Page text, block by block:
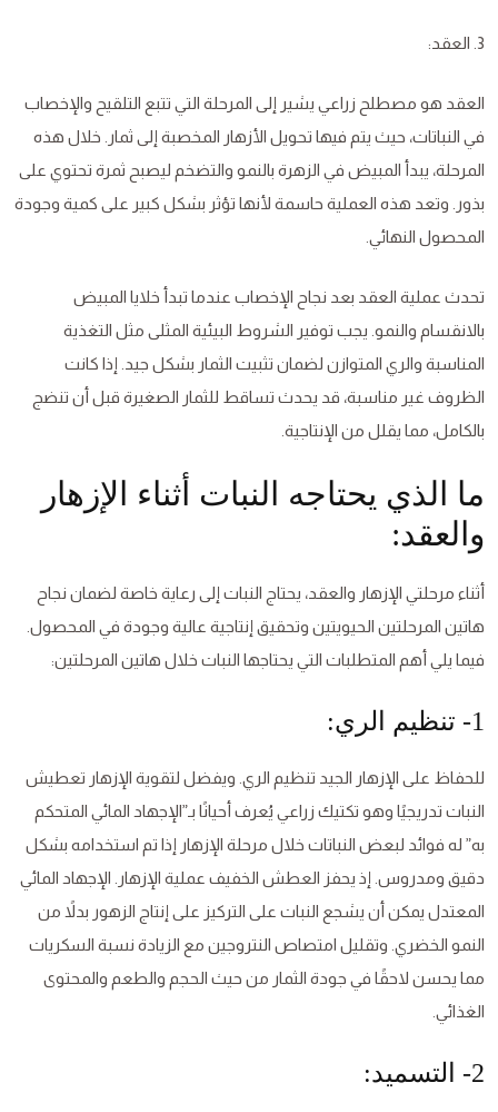
3. العقد:
العقد هو مصطلح زراعي يشير إلى المرحلة التي تتبع التلقيح والإخصاب
في النباتات، حيث يتم فيها تحويل الأزهار المخصبة إلى ثمار. خلال هذه
المرحلة، يبدأ المبيض في الزهرة بالنمو والتضخم ليصبح ثمرة تحتوي على
بذور. وتعد هذه العملية حاسمة لأنها تؤثر بشكل كبير على كمية وجودة
المحصول النهائي.
تحدث عملية العقد بعد نجاح الإخصاب عندما تبدأ خلايا المبيض
بالانقسام والنمو. يجب توفير الشروط البيئية المثلى مثل التغذية
المناسبة والري المتوازن لضمان تثبيت الثمار بشكل جيد. إذا كانت
الظروف غير مناسبة، قد يحدث تساقط للثمار الصغيرة قبل أن تنضج
بالكامل، مما يقلل من الإنتاجية.
ما الذي يحتاجه النبات أثناء الإزهار
والعقد:
أثناء مرحلتي الإزهار والعقد، يحتاج النبات إلى رعاية خاصة لضمان نجاح
هاتين المرحلتين الحيويتين وتحقيق إنتاجية عالية وجودة في المحصول.
فيما يلي أهم المتطلبات التي يحتاجها النبات خلال هاتين المرحلتين:
1- تنظيم الري:
للحفاظ على الإزهار الجيد تنظيم الري. ويفضل لتقوية الإزهار تعطيش
النبات تدريجيًا وهو تكتيك زراعي يُعرف أحيانًا بـ”الإجهاد المائي المتحكم
به” له فوائد لبعض النباتات خلال مرحلة الإزهار إذا تم استخدامه بشكل
دقيق ومدروس. إذ يحفز العطش الخفيف عملية الإزهار. الإجهاد المائي
المعتدل يمكن أن يشجع النبات على التركيز على إنتاج الزهور بدلاً من
النمو الخضري. وتقليل امتصاص النتروجين مع الزيادة نسبة السكريات
مما يحسن لاحقًا في جودة الثمار من حيث الحجم والطعم والمحتوى
الغذائي.
2- التسميد: